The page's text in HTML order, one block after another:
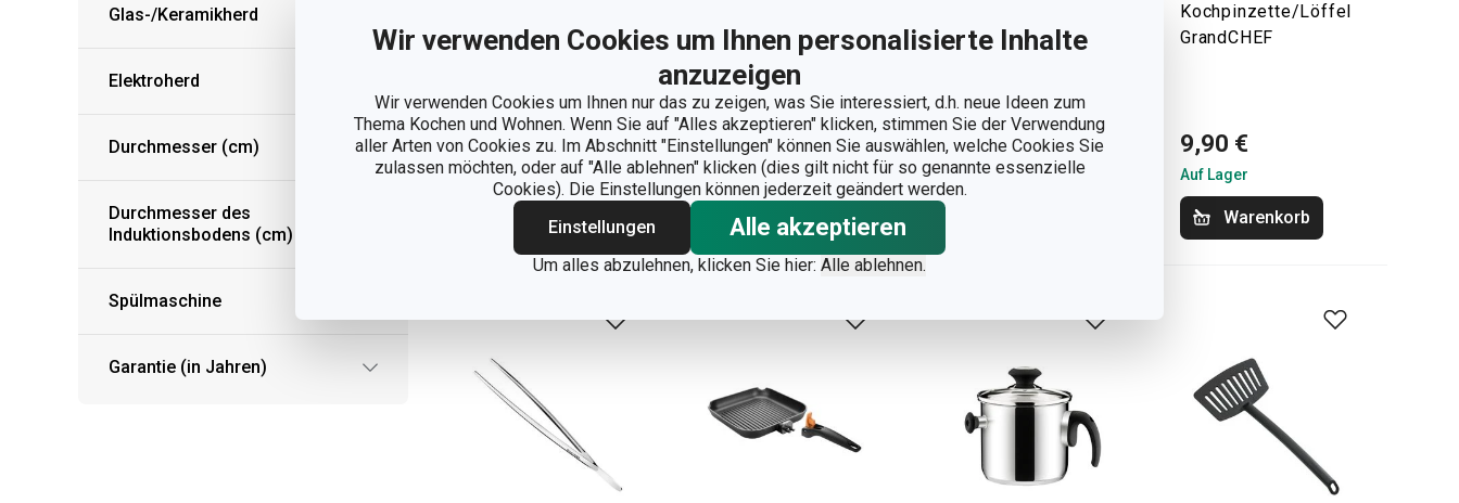
Wir verwenden Cookies um Ihnen personalisierte Inhalte
anzuzeigen
Wir verwenden Cookies um Ihnen nur das zu zeigen, was Sie interessiert, d.h. neue Ideen zum
Thema Kochen und Wohnen. Wenn Sie auf "Alles akzeptieren" klicken, stimmen Sie der Verwendung
aller Arten von Cookies zu. Im Abschnitt "Einstellungen" können Sie auswählen, welche Cookies Sie
zulassen möchten, oder auf "Alle ablehnen" klicken (dies gilt nicht für so genannte essenzielle
Cookies). Die Einstellungen können jederzeit geändert werden.
Einstellungen
Alle akzeptieren
Um alles abzulehnen, klicken Sie hier: Alle ablehnen.
Glas-/Keramikherd
Elektroherd
Durchmesser (cm)
Durchmesser des
Induktionsbodens (cm)
Spülmaschine
Garantie (in Jahren)
Quadratische
Bratpfanne
30 x 30 cm
89,90 €
Auf Lager
Warenkorb
PRESTO
5,90 €
Auf Lager
Warenkorb
Auskochen
13,90 €
Auf Lager
Kochpinzette/Löffel
GrandCHEF
9,90 €
Auf Lager
Warenkorb